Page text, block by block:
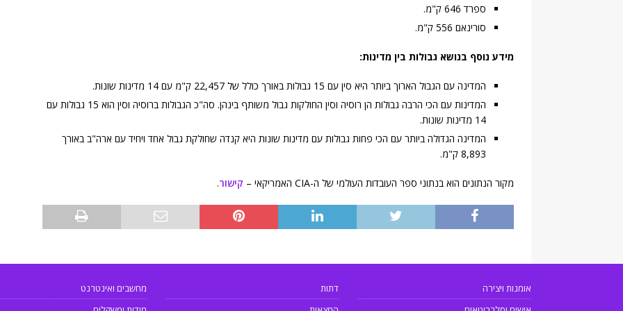
ספרד 646 ק"מ.
סורינאם 556 ק"מ.
מידע נוסף בנושא גבולות בין מדינות:
המדינה עם הגבול הארוך ביותר היא סין עם 15 גבולות באורך כולל של 22,457 ק"מ עם 14 מדינות שונות.
המדינות עם הכי הרבה גבולות הן רוסיה וסין החולקות גבול משותף בינהן. סה"כ הגבולות ברוסיה וסין הוא 15 גבולות עם
14 מדינות שונות.
המדינה הגדולה ביותר עם הכי פחות גבולות עם מדינות שונות היא קנדה שחולקת גבול אחד ויחיד עם ארה"ב באורך
8,893 ק"מ.
מקור הנתונים הוא בנתוני ספר העובדות העולמי של ה-CIA האמריקאי – קישור.
אומנות ויצירה
דתות
מחשבים ואינטרנט